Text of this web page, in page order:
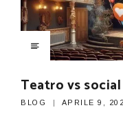
Teatro vs
BLOG APRILE 9,